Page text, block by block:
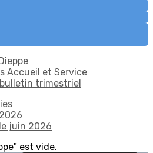
Accueil et Service
trimestriel
juin 2026
est vide.